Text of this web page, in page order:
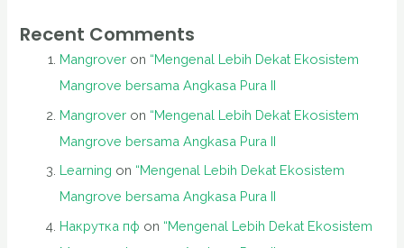
Recent Comments
Mangrover on “Mengenal Lebih Dekat Ekosistem
Mangrove bersama Angkasa Pura II
Mangrover on “Mengenal Lebih Dekat Ekosistem
Mangrove bersama Angkasa Pura II
Learning on “Mengenal Lebih Dekat Ekosistem
Mangrove bersama Angkasa Pura II
Накрутка пф on “Mengenal Lebih Dekat Ekosistem